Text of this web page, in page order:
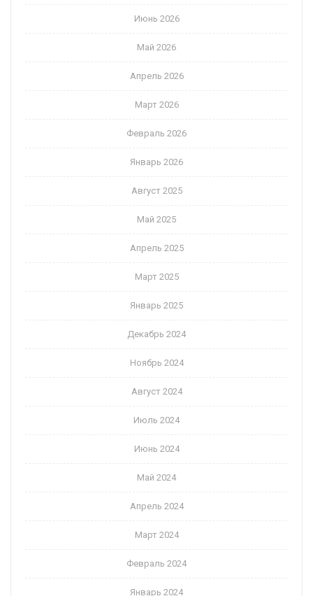
Июнь 2026
Май 2026
Апрель 2026
Март 2026
Февраль 2026
Январь 2026
Август 2025
Май 2025
Апрель 2025
Март 2025
Январь 2025
Декабрь 2024
Ноябрь 2024
Август 2024
Июль 2024
Июнь 2024
Май 2024
Апрель 2024
Март 2024
Февраль 2024
Январь 2024